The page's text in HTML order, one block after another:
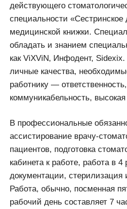
действующего
специальности
медицинской книжки.
обладать и знанием
как ViXViN‚ Инфодент,
личные качества,
работнику — ответственность‚
коммуникабельность,
В профессиональные
ассистирование врачу-
пациентов, подготовка
кабинета к работе, работа в 4
документации, стерилизация
Работа, обычно, посменная
рабочий день составляет 7